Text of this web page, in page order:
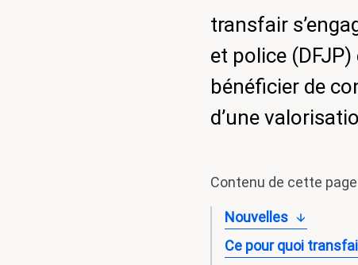
Référendum
salaires
minimums
transfair
et police
bénéficier de
d’une
Contenu de cette page
Nouvelles
Ce pour quoi